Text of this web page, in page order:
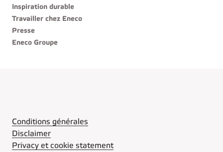
Inspiration durable
Travailler chez Eneco
Presse
Eneco Groupe
Conditions générales
Disclaimer
Privacy et cookie statement